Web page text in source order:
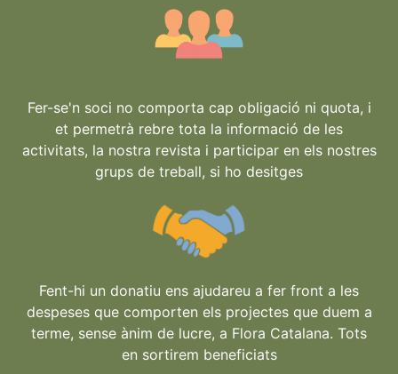
Fer-se'n soci no comporta cap obligació ni quota, i
et permetrà rebre tota la informació de les
activitats, la nostra revista i participar en els nostres
grups de treball, si ho desitges
Fent-hi un donatiu ens ajudareu a fer front a les
despeses que comporten els projectes que duem a
terme, sense ànim de lucre, a Flora Catalana. Tots
en sortirem beneficiats